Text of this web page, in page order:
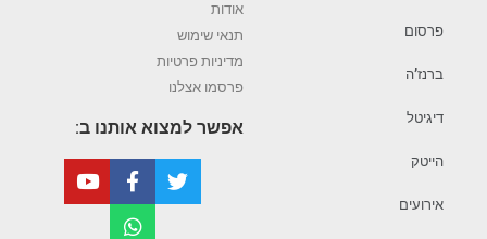
פרסום
ברנז’ה
דיגיטל
הייטק
אירועים
אודות
תנאי שימוש
מדיניות פרטיות
פרסמו אצלנו
אפשר למצוא אותנו ב: